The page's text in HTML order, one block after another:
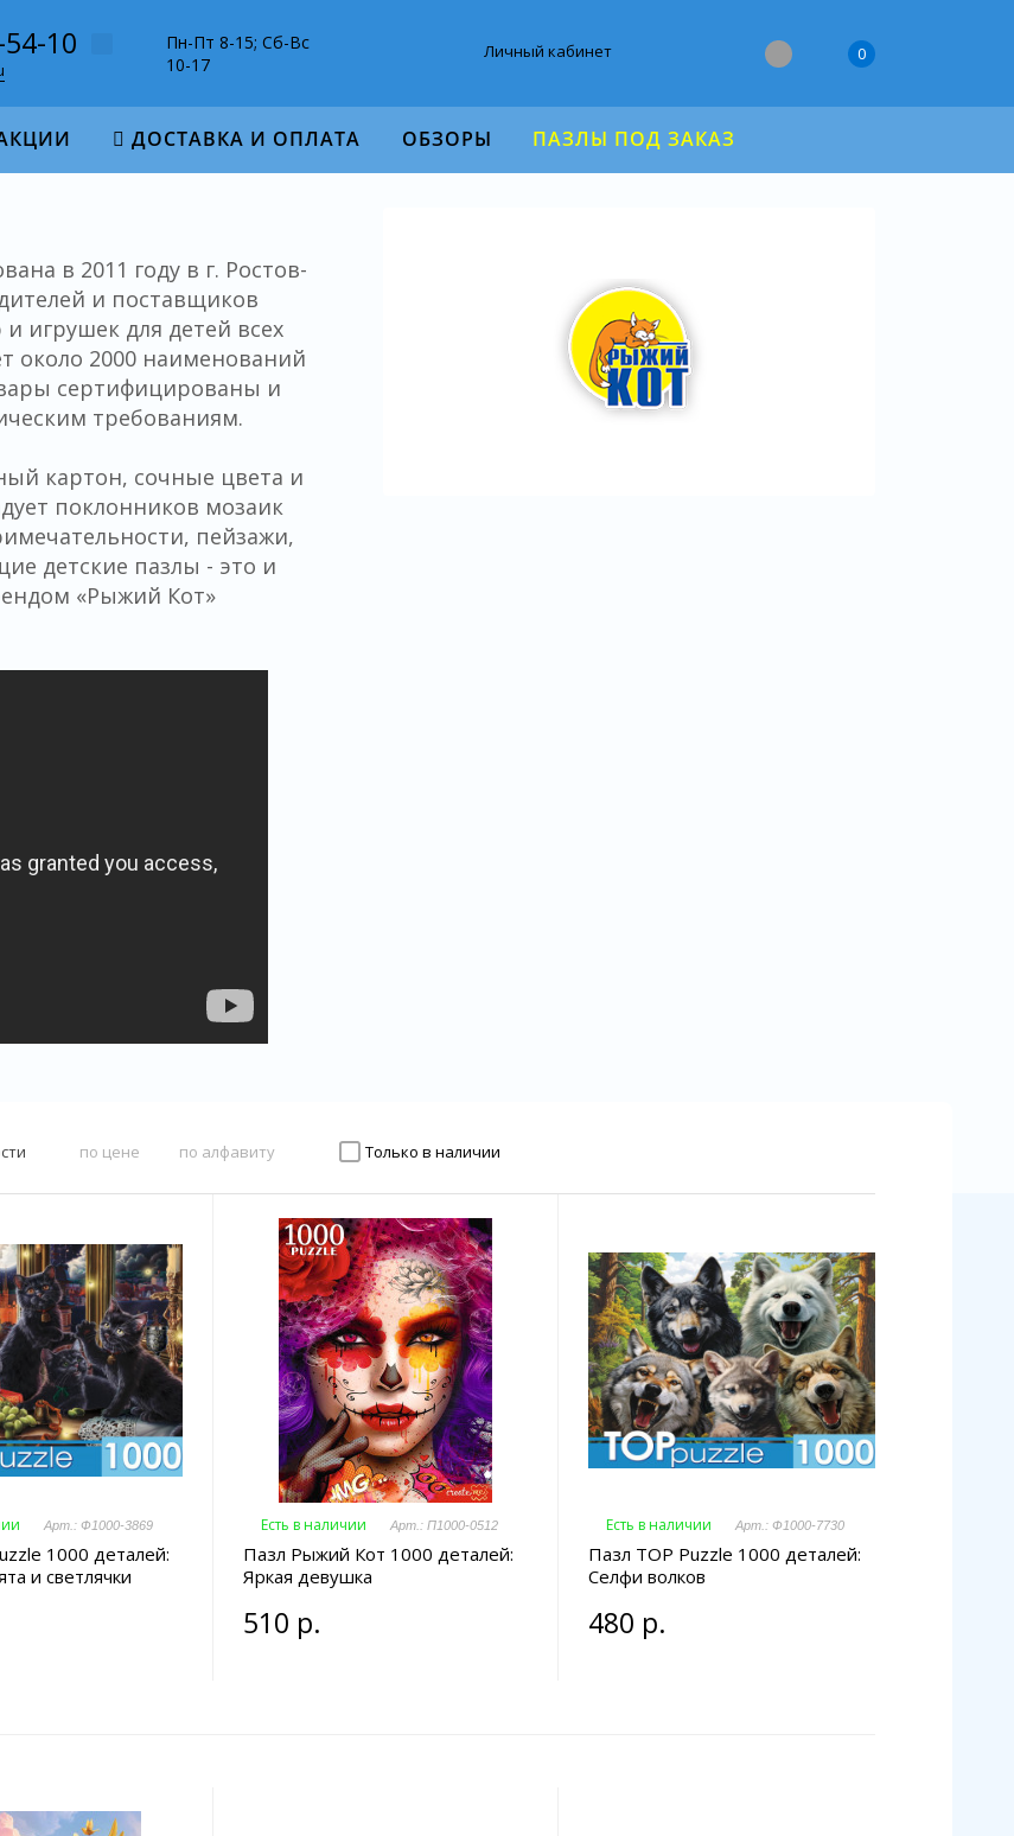
10
Пн-Пт 8-15; Сб-Вс
10-17
Личный кабинет 0
ДОСТАВКА И ОПЛАТА ОБЗОРЫ ПАЗЛЫ ПОД ЗАКАЗ
в 2011 году в г. Ростов-
и поставщиков
игрушек для детей всех
около 2000 наименований
сертифицированы и
требованиям.
картон, сочные цвета и
поклонников мозаик
пейзажи,
детские пазлы - это и
«Рыжий Кот»
по цене по алфавиту Только в наличии
Арт.: Ф1000-3869
1000 деталей:
и светлячки
Есть в наличии Арт.: П1000-0512
Пазл Рыжий Кот 1000 деталей:
Яркая девушка
510 р.
Есть в наличии Арт.: Ф1000-7730
Пазл TOP Puzzle 1000 деталей:
Селфи волков
480 р.